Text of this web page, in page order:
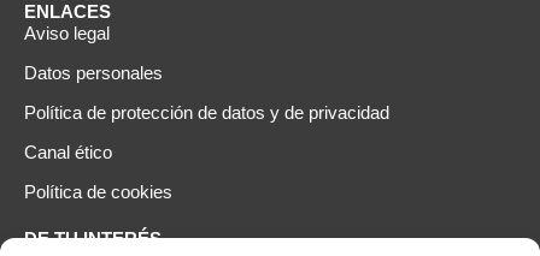
ENLACES
Aviso legal
Datos personales
Política de protección de datos y de privacidad
Canal ético
Política de cookies
DE TU INTERÉS